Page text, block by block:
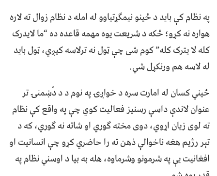
په نظام کې باید د ځينو نیمګړتیاوو له امله د نظام زوال ته لاره
هواره نه کړو؛ ځکه د شريعت یوه مهمه قاعده ده “ما لایدرک
کله لا يترک کله” کوم شی چې ټول نه ترلاسه کیږي، ټول باید
له لاسه هم ورنکړل شي.
ځيني کسان له امارت سره د خواږۍ په نوم د د دُښمنۍ تر
عنوان لاندې داسې رسنيز فعالیت کوي چې په واقع کې نظام
ته لوی زيان اړوي، دوی مخته ګوري او شاته نه ګوري، که د
تېر رژیم هغه ناخوالې ذهن ته را حاضري کړو چې انسانیت او
افغانيت يې په شرمونو وشرماوه، هله به بیا د اوسني نظام په